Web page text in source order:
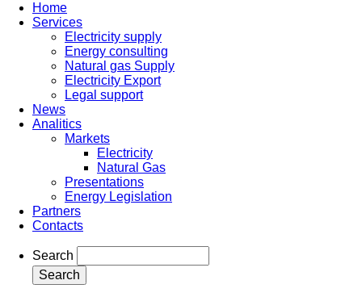
Home
Services
Electricity supply
Energy consulting
Natural gas Supply
Electricity Export
Legal support
News
Analitics
Markets
Electricity
Natural Gas
Presentations
Energy Legislation
Partners
Contacts
Search